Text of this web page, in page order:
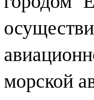
морской